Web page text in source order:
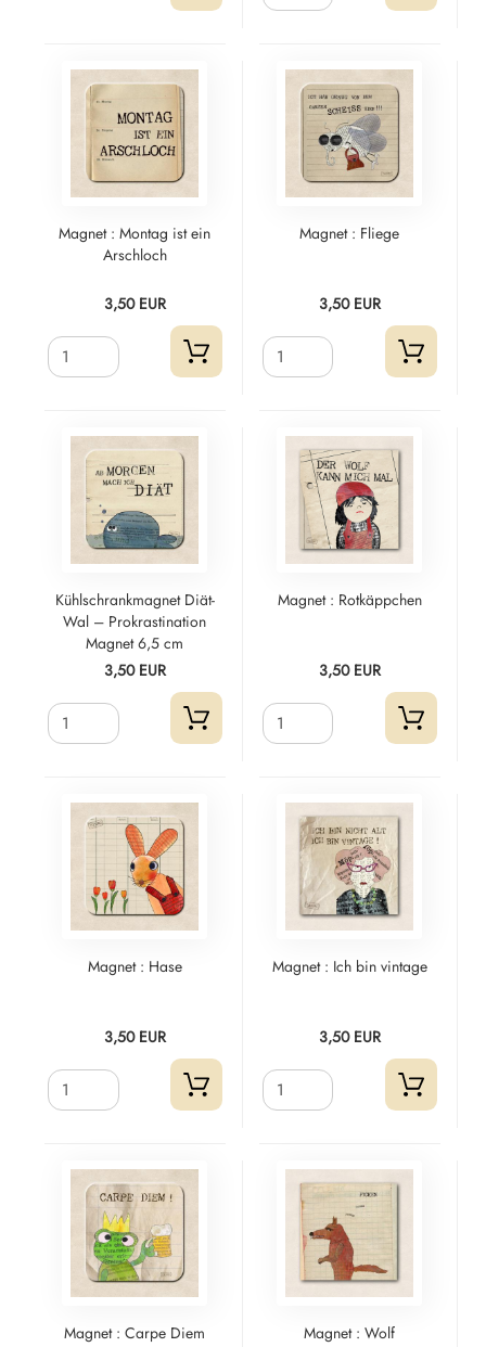
Magnet : Montag ist ein
Arschloch
3,50 EUR
Magnet : Fliege
3,50 EUR
Kühlschrankmagnet Diät-
Wal – Prokrastination
Magnet 6,5 cm
3,50 EUR
Magnet : Rotkäppchen
3,50 EUR
Magnet : Hase
3,50 EUR
Magnet : Ich bin vintage
3,50 EUR
Magnet : Carpe Diem Magnet : Wolf